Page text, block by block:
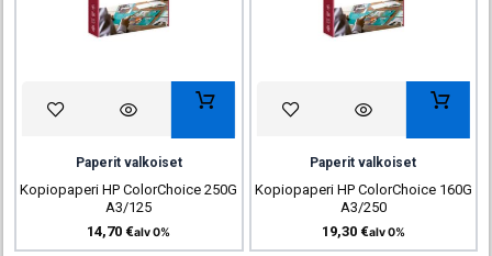
Paperit valkoiset
Kopiopaperi HP ColorChoice 250G
A3/125
14,70 €alv 0%
Paperit valkoiset
Kopiopaperi HP ColorChoice 160G
A3/250
19,30 €alv 0%